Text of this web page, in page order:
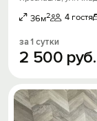
36м2 4 гостя
за 1 сутки
2 500 руб.